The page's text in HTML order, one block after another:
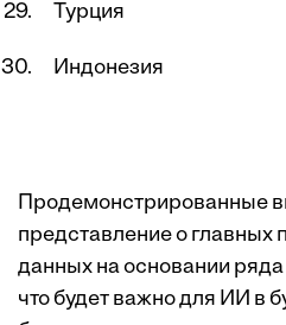
Турция
Индонезия
Продемонстрированные
представление о главных
данных на основании
что будет важно для ИИ в